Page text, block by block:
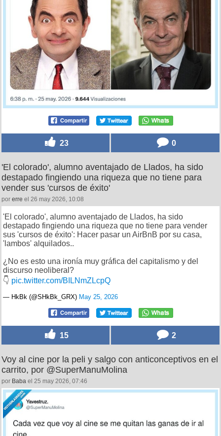
23 0
'El colorado', alumno aventajado de Llados, ha sido
destapado fingiendo una riqueza que no tiene para
vender sus 'cursos de éxito'
por erre el 26 may 2026, 10:08
'El colorado', alumno aventajado de Llados, ha sido
destapado fingiendo una riqueza que no tiene para vender
sus 'cursos de éxito': Hacer pasar un AirBnB por su casa,
'lambos' alquilados..
¿No es esto una ironía muy gráfica del capitalismo y del
discurso neoliberal?
👇 pic.twitter.com/BILNmZLcpQ
— HkBk (@SHkBk_GRX) May 25, 2026
15 2
Voy al cine por la peli y salgo con anticonceptivos en el
carrito, por @SuperManuMolina
por Baba el 25 may 2026, 07:46